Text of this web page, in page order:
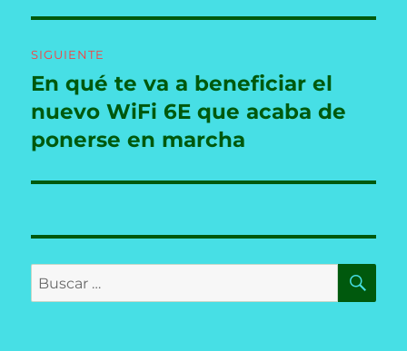
SIGUIENTE
Entrada
siguiente:
En qué te va a beneficiar el
nuevo WiFi 6E que acaba de
ponerse en marcha
Buscar
por: